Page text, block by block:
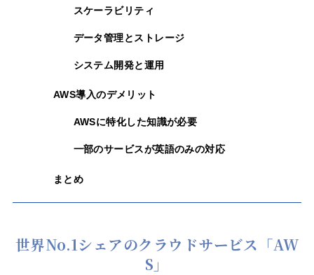
スケーラビリティ
データ管理とストレージ
システム開発と運用
AWS導入のデメリット
AWSに特化した知識が必要
一部のサービスが英語のみの対応
まとめ
世界No.1シェアのクラウドサービス「AW
S」